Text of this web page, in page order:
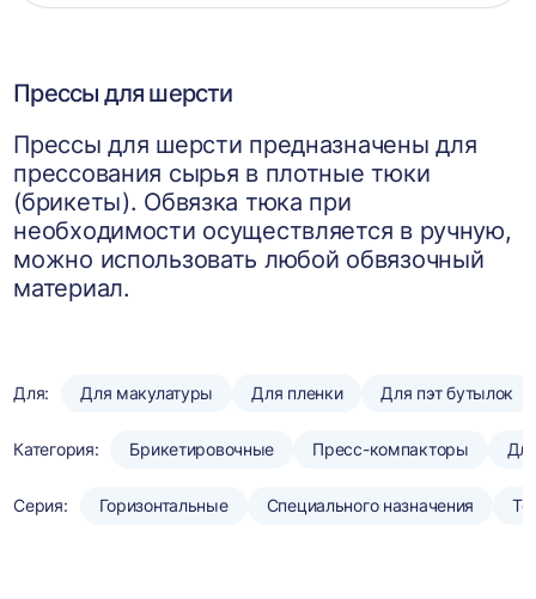
Прессы для шерсти
Прессы для шерсти предназначены для
прессования сырья в плотные тюки
(брикеты). Обвязка тюка при
необходимости осуществляется в ручную,
можно использовать любой обвязочный
материал.
Для: Для макулатуры Для пленки Для пэт бутылок
Категория: Брикетировочные Пресс-компакторы
Серия: Горизонтальные Специального назначения